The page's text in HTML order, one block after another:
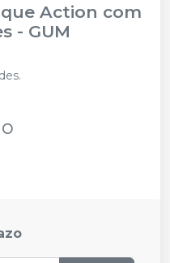
Action com
- GUM